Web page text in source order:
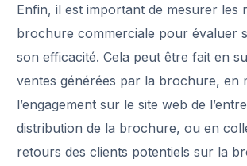
Enfin, il est important de mesurer les
brochure commerciale pour évaluer
son efficacité. Cela peut être fait en
ventes générées par la brochure, en
l’engagement sur le site web de
distribution de la brochure, ou en
retours des clients potentiels sur la